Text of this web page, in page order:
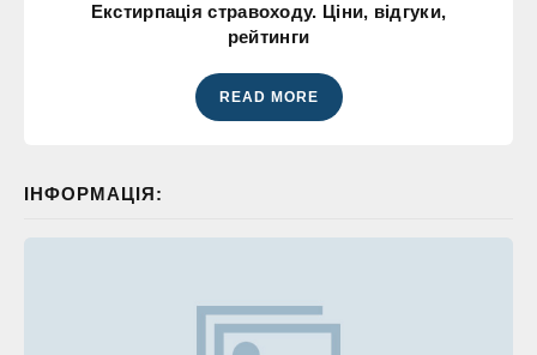
Екстирпація стравоходу. Ціни, відгуки,
рейтинги
READ MORE
ІНФОРМАЦІЯ: